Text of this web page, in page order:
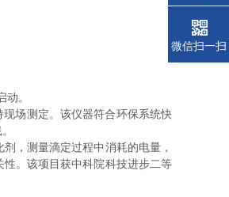
。
场测定。该仪器符合环保系统快
，测量滴定过程中消耗的电量，
。该项目获中科院科技进步二等
微信扫一扫